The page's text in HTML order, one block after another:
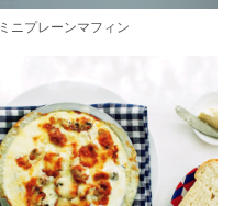
ミニプレーンマフィン